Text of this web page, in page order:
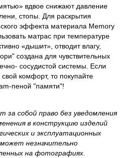
вдвое снижают давление
стопы. Для раскрытия
эффекта материала Memory
матрас при температуре
«дышит», отводит влагу,
создана для чувствительных
сосудистой системы. Если
комфорт, то покупайте
пеной "памяти"!
за собой право без уведомления
в конструкцию изделий
и эксплуатационных
незначительно
на фотографиях.